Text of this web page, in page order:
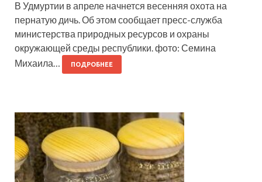
В Удмуртии в апреле начнется весенняя охота на
пернатую дичь. Об этом сообщает пресс-служба
министерства природных ресурсов и охраны
окружающей среды республики. фото: Семина
Михаила…
ПОДРОБНЕЕ